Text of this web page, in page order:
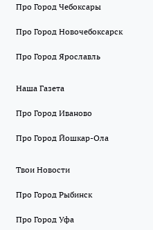
Про Город Чебоксары
Про Город Новочебоксарск
Про Город Ярославль
Наша Газета
Про Город Иваново
Про Город Йошкар-Ола
Твои Новости
Про Город Рыбинск
Про Город Уфа